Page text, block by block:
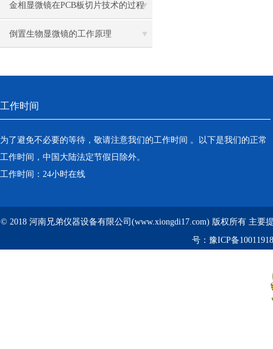
金相显微镜在PCB板切片技术的过程
控制中的作用
倒置生物显微镜的工作原理
工作时间
为了避免不必要的等待，敬请注意我们的工作时间 。以下是我们的正常
工作时间，中国大陆法定节假日除外。
工作时间：24小时在线
© 2018 河南兄弟仪器设备有限公司(www.xiongdi17.com) 版权所有 主要
号： 豫ICP备